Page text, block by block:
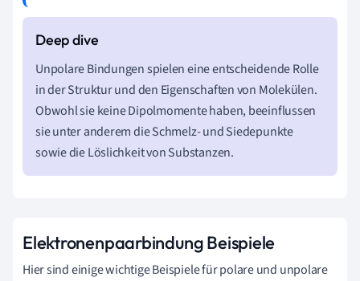
Unpolare Bindungen spielen eine entscheidende Rolle
in der Struktur und den Eigenschaften von Molekülen.
Obwohl sie keine Dipolmomente haben, beeinflussen
sie unter anderem die Schmelz- und Siedepunkte
sowie die Löslichkeit von Substanzen.
Elektronenpaarbindung Beispiele
Hier sind einige wichtige Beispiele für polare und unpolare